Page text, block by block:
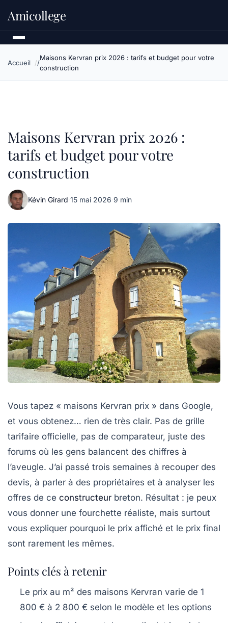
Amicollege
Accueil
Maisons Kervran prix 2026 : tarifs et budget pour votre
construction
Maisons Kervran prix 2026 :
tarifs et budget pour votre
construction
Kévin Girard·15 mai 2026·9 min
Vous tapez « maisons Kervran prix » dans Google,
et vous obtenez… rien de très clair. Pas de grille
tarifaire officielle, pas de comparateur, juste des
forums où les gens balancent des chiffres à
l’aveugle. J’ai passé trois semaines à recouper des
devis, à parler à des propriétaires et à analyser les
offres de ce constructeur breton. Résultat : je peux
vous donner une fourchette réaliste, mais surtout
vous expliquer pourquoi le prix affiché et le prix final
sont rarement les mêmes.
Points clés à retenir
Le prix au m² des maisons Kervran varie de 1
800 € à 2 800 € selon le modèle et les options